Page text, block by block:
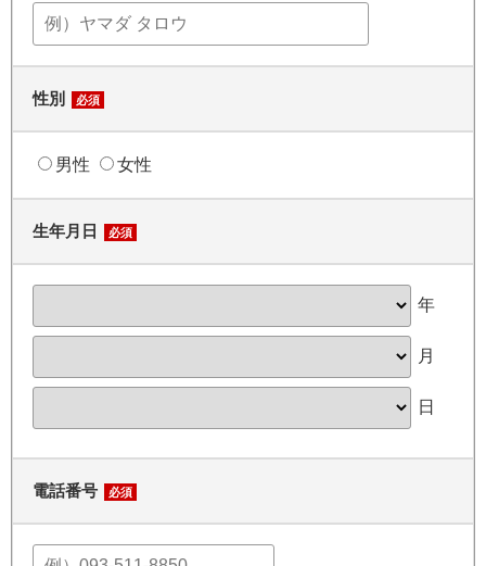
性別 必須
男性 女性
生年月日 必須
年
月
日
電話番号 必須